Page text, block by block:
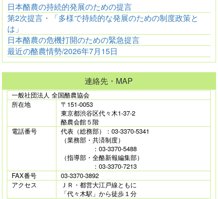
日本酪農の持続的発展のための提言
第2次提言・「多様で持続的な発展のための制度政策と
は」
日本酪農の危機打開のための緊急提言
最近の酪農情勢/2026年7月15日
連絡先・MAP
一般社団法人 全国酪農協会
所在地
〒151-0053
東京都渋谷区代々木1-37-2
酪農会館５階
電話番号
代表（総務部）：03-3370-5341
（業務部・共済制度）
：03-3370-5488
（指導部・全酪新報編集部）
：03-3370-7213
FAX番号
03-3370-3892
アクセス
ＪＲ・都営大江戸線ともに
「代々木駅」から徒歩１分